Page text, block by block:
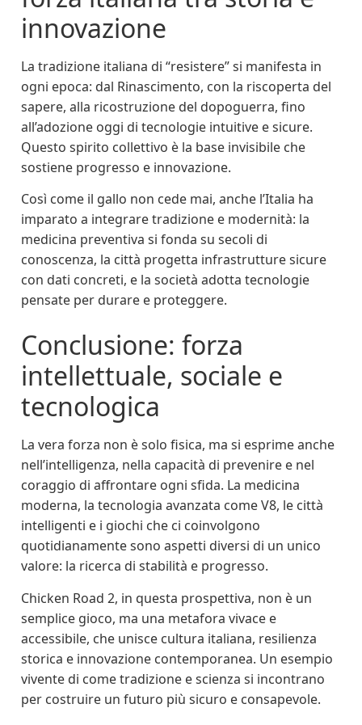
innovazione
La tradizione italiana di “resistere” si manifesta in
ogni epoca: dal Rinascimento, con la riscoperta del
sapere, alla ricostruzione del dopoguerra, fino
all’adozione oggi di tecnologie intuitive e sicure.
Questo spirito collettivo è la base invisibile che
sostiene progresso e innovazione.
Così come il gallo non cede mai, anche l’Italia ha
imparato a integrare tradizione e modernità: la
medicina preventiva si fonda su secoli di
conoscenza, la città progetta infrastrutture sicure
con dati concreti, e la società adotta tecnologie
pensate per durare e proteggere.
Conclusione: forza
intellettuale, sociale e
tecnologica
La vera forza non è solo fisica, ma si esprime anche
nell’intelligenza, nella capacità di prevenire e nel
coraggio di affrontare ogni sfida. La medicina
moderna, la tecnologia avanzata come V8, le città
intelligenti e i giochi che ci coinvolgono
quotidianamente sono aspetti diversi di un unico
valore: la ricerca di stabilità e progresso.
Chicken Road 2, in questa prospettiva, non è un
semplice gioco, ma una metafora vivace e
accessibile, che unisce cultura italiana, resilienza
storica e innovazione contemporanea. Un esempio
vivente di come tradizione e scienza si incontrano
per costruire un futuro più sicuro e consapevole.